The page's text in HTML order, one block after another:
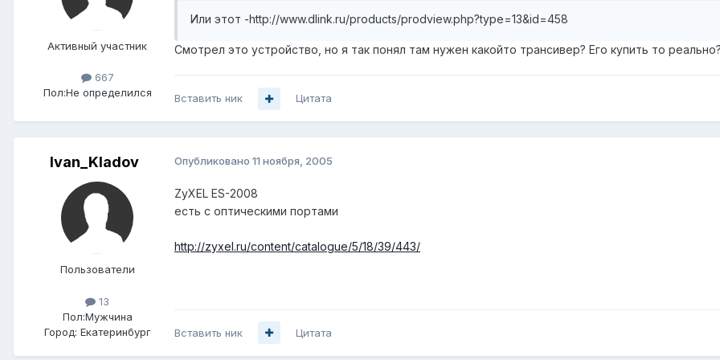
Активный участник
667
Пол:Не определился
Или этот -http://www.dlink.ru/products/prodview.php?type=13&id=458
Смотрел это устройство, но я так понял там нужен какойто трансивер? Его купить то реально?
Вставить ник Цитата
Ivan_Kladov
Пользователи
13
Пол:Мужчина
Город: Екатеринбург
Опубликовано 11 ноября, 2005
ZyXEL ES-2008
есть с оптическими портами
http://zyxel.ru/content/catalogue/5/18/39/443/
Вставить ник Цитата